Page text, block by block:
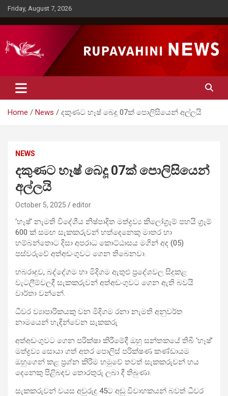
Skip
to
content
Friday, August 7, 2026
Rupavahini News
Home News දකුණට හෑෂ් බෙදූ 07ක් පොලිසියෙන් අල්ලයි
NEWS
දකුණට හෑෂ් බෙදූ 07ක් පොලිසියෙන්
අල්ලයි
October 5, 2025 editor
‘හෑෂ්’ නැමති විදේශීය නිෂ්පාදිත මත්ද්‍රව්‍ය කිලෝග්‍රෑම් පහයි ග්‍රෑම්
600 ක් සමඟ සැකකරුවන් හත්දෙනෙකු මාතර හා
හම්බන්තොට දිසා අපරාධ කොට්ඨාසය මගින් අද (05)
පස්වරුවේ අත්අඩංගුවට ගෙන තිබෙනවා.
හබරාදුව, බද්දේගම හා මිදිගම ඇතුළු ප්‍රදේශවල සිදුකළ
වැටලීම්වලදී සැකකරුවන් අත්අඩංගුවට ගෙන ඇති බවයි
වාර්තා වන්නේ.
ධීවර ව්‍යාපාරිකයකු වන මිදිගම රනා නැමති අනුවර්ත
නාමයෙන් හැඳින්වෙන සැකකරු
අත්අඩංගුවට ගෙන පරික්ෂා කිරීමේදී ඔහු සන්තකයේ තිබී ‘හෑෂ්’
මත්ද්‍රව්‍ය සොයා ගත් අතර පොලිස් පරික්ෂණ කණ්ඩායම
ඔහුගෙන් කළ ප්‍රශ්න කිරීම හමුවේ තවත් සැකකරුවන් හය
දෙනෙකු පිළිබඳව තොරතුරු ලබා දී තිබුණා.
සැකකරුවන් වයස අවුරුදු 45ට අඩු විවාහකයන් බවත් ධීවර